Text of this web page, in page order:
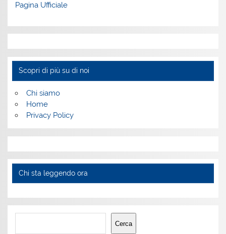
Pagina Ufficiale
Scopri di più su di noi
Chi siamo
Home
Privacy Policy
Chi sta leggendo ora
Cerca
Cerca